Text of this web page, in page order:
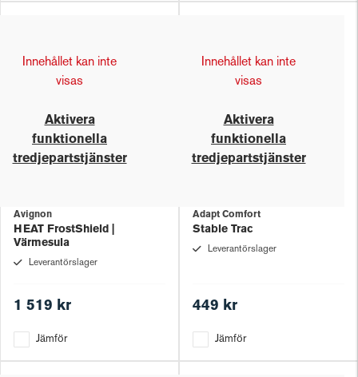
Innehållet kan inte
visas
Aktivera
funktionella
tredjepartstjänster
Avignon
HEAT FrostShield |
Värmesula
Leverantörslager
1 519 kr
Jämför
Innehållet kan inte
visas
Aktivera
funktionella
tredjepartstjänster
Adapt Comfort
Stable Trac
Leverantörslager
449 kr
Jämför